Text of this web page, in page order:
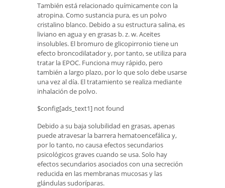
También está relacionado químicamente con la
atropina. Como sustancia pura, es un polvo
cristalino blanco. Debido a su estructura salina, es
liviano en agua y en grasas b. z. w. Aceites
insolubles. El bromuro de glicopirronio tiene un
efecto broncodilatador y, por tanto, se utiliza para
tratar la EPOC. Funciona muy rápido, pero
también a largo plazo, por lo que solo debe usarse
una vez al día. El tratamiento se realiza mediante
inhalación de polvo.
$config[ads_text1] not found
Debido a su baja solubilidad en grasas, apenas
puede atravesar la barrera hematoencefálica y,
por lo tanto, no causa efectos secundarios
psicológicos graves cuando se usa. Solo hay
efectos secundarios asociados con una secreción
reducida en las membranas mucosas y las
glándulas sudoríparas.